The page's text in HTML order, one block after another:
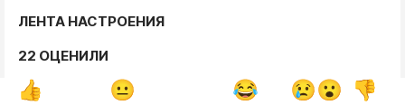
ЛЕНТА НАСТРОЕНИЯ
22 ОЦЕНИЛИ